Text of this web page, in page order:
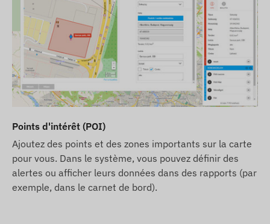
Points d'intérêt (POI)
Ajoutez des points et des zones importants sur la carte
pour vous. Dans le système, vous pouvez définir des
alertes ou afficher leurs données dans des rapports (par
exemple, dans le carnet de bord).